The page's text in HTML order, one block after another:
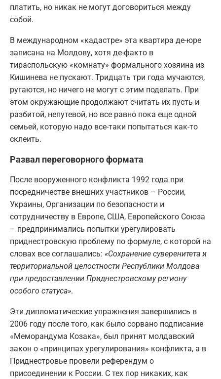
платить, но никак не могут договориться между
собой.
В международном «кадастре» эта квартира де-юре
записана на Молдову, хотя де-факто в
тираспольскую «комнату» формального хозяина из
Кишинева не пускают. Тридцать три года мучаются,
ругаются, но ничего не могут с этим поделать. При
этом окружающие продолжают считать их пусть и
разбитой, непутевой, но все равно пока еще одной
семьей, которую надо все-таки попытаться как-то
склеить.
Развал переговорного формата
После вооруженного конфликта 1992 года при
посредничестве внешних участников – России,
Украины, Организации по безопасности и
сотрудничеству в Европе, США, Европейского Союза
– предпринимались попытки урегулировать
приднестровскую проблему по формуле, с которой на
словах все соглашались: «Сохранение суверенитета и
территориальной целостности Республики Молдова
при предоставлении Приднестровскому региону
особого статуса».
Эти дипломатические упражнения завершились в
2006 году после того, как было сорвано подписание
«Меморандума Козака», был принят молдавский
закон о «принципах урегулирования» конфликта, а в
Приднестровье провели референдум о
присоединении к России. С тех пор никаких, как